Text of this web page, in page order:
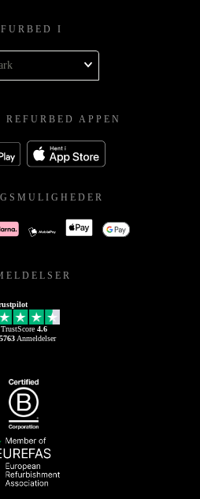
I
APPEN
TrustScore 4.6
Anmeldelser